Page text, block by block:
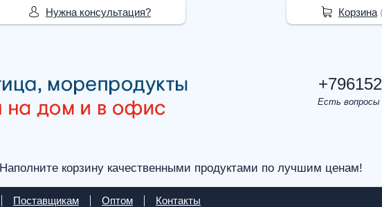
Есть вопросы
корзину качественными продуктами по лучшим ценам!
Поставщикам Оптом Контакты
Нужна консультация? Корзина